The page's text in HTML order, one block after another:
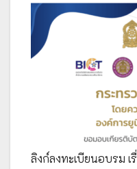
ลิงก์ลงทะเบียนอบรม เ